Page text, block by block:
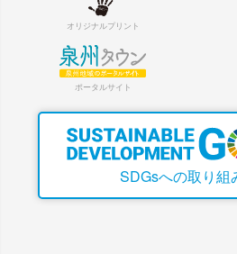
SDGsへの取り組